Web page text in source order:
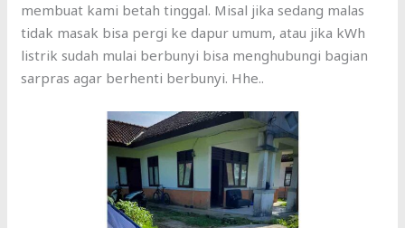
membuat kami betah tinggal. Misal jika sedang malas
tidak masak bisa pergi ke dapur umum, atau jika kWh
listrik sudah mulai berbunyi bisa menghubungi bagian
sarpras agar berhenti berbunyi. Hhe..